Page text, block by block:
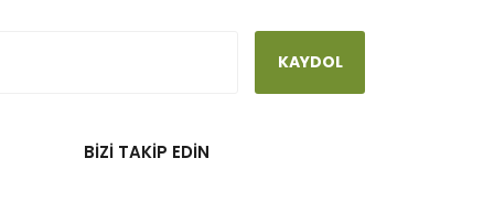
KAYDOL
BİZİ TAKİP EDİN